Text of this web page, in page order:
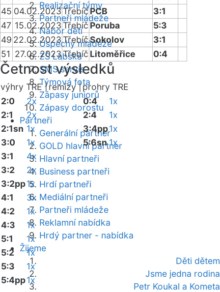
Realizační týmy
Partneři mládeže
Nábor dětí
Úspěchy mládeže
ZŠ Labská
SMS servis
Týmová fota
Zápasy juniorů
Zápasy dorostu
Partneři
Generální partner
GOLD hlavní partner
Hlavní partneři
Business partneři
Hrdí partneři
Mediální partneři
Partneři mládeže
Reklamní nabídka
Hrdý partner - nabídka
Žijeme
Děti dětem
Jsme jedna rodina
Petr Koukal a Kometa
45 04.02.2023TřebíčPCB
3:1
47 15.02.2023Třebíč Poruba
5:3
49 22.02.2023TřebíčSokolov
3:1
51 27.02.2023Třebíč Litoměřice 0:4
Četnost výsledků
výhry TRE |remízy |prohry TRE
2:0
2x
2:1
2x
2:1sn 1x
3:0
1x
3:1
4x
3:2
2x
3:2pp1x
4:1
3x
4:2
1x
4:3
1x
5:1
1x
5:2
1x
5:3
1x
5:4pp1x
0:4
1x
2:4
1x
3:4pp1x
5:6sn 1x